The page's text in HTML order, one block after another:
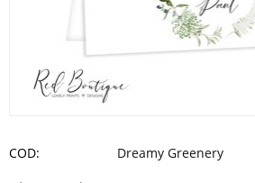
COD: Dreamy Greenery